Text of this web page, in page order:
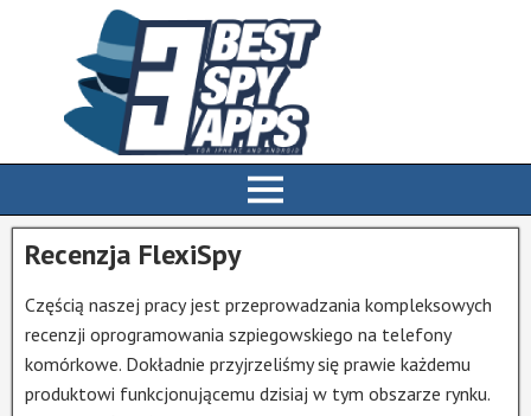
Recenzja FlexiSpy
Częścią naszej pracy jest przeprowadzania kompleksowych
recenzji oprogramowania szpiegowskiego na telefony
komórkowe. Dokładnie przyjrzeliśmy się prawie każdemu
produktowi funkcjonującemu dzisiaj w tym obszarze rynku.